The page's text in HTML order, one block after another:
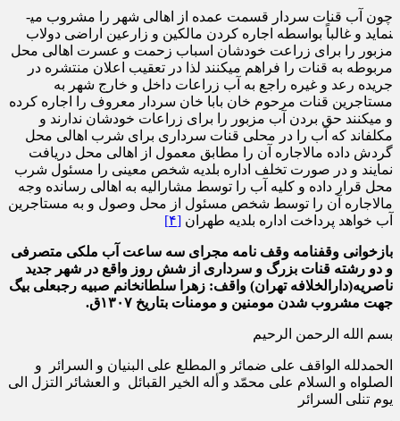
چون آب قنات سردار قسمت عمده از اهالی شهر را مشروب می­
نماید و غالباً بواسطه اجاره کردن مالکین و زارعین اراضی دولاب
مزبور را برای زراعت خودشان اسباب زحمت و عسرت اهالی محل
مربوطه به قنات را فراهم می­کنند لذا در تعقیب اعلان منتشره در
جریده رعد و غیره راجع به آب زراعات داخل و خارج شهر به
مستاجرین قنات مرحوم خان بابا خان سردار معروف را اجاره کرده
و می­کنند حق بردن آب مزبور را برای زراعات خودشان ندارند و
مکلف­اند که آب را در محلی قنات سرداری برای شرب اهالی محل
گردش داده مالاجاره آن را مطابق معمول از اهالی محل دریافت
نمایند و در صورت تخلف اداره بلدیه شخص معینی را مسئول شرب
محل قرار داده و کلیه آب را توسط مشارالیه به اهالی رسانده وجه
مالاجاره آن را توسط شخص مسئول از محل وصول و به مستاجرین
آب خواهد پرداخت اداره بلدیه طهران [۴]
بازخوانی وقفنامه وقف نامه مجرای سه ساعت آب ملکی متصرفی
و دو رشته قنات بزرگ و سرداری از شش روز واقع در شهر جدید
ناصریه(دارالخلافه تهران) واقف: زهرا سلطان­خانم صبیه رجبعلی بیگ
جهت مشروب شدن مومنین و مومنات بتاریخ ۱۳۰۷ق.
بسم الله الرحمن الرحیم
الحمدلله الواقف على ضمائر و المطلع على البنیان و السرائر و
الصلواه و السلام على محمّد و أله الخیر القبائل و العشائر التزل الی
یوم تنلی السرائر